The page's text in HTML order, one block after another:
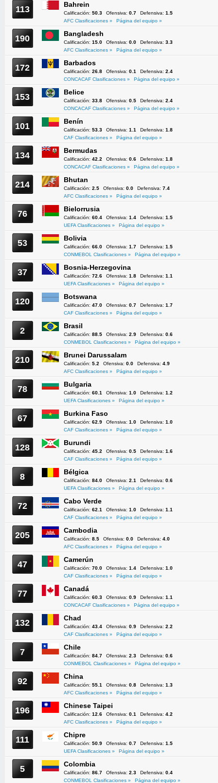
113 Bahrein
Calificación: 50.3 Ofensiva: 0.7 Defensiva: 1.5
AFC Clasificaciones »
Página del equipo »
190 Bangladesh
Calificación: 15.0 Ofensiva: 0.0 Defensiva: 3.3
AFC Clasificaciones »
Página del equipo »
172 Barbados
Calificación: 26.8 Ofensiva: 0.1 Defensiva: 2.4
CONCACAF Clasificaciones »
Página del equipo »
153 Belice
Calificación: 33.8 Ofensiva: 0.5 Defensiva: 2.4
CONCACAF Clasificaciones »
Página del equipo »
101 Benín
Calificación: 53.3 Ofensiva: 1.1 Defensiva: 1.8
CAF Clasificaciones »
Página del equipo »
134 Bermudas
Calificación: 42.2 Ofensiva: 0.6 Defensiva: 1.8
CONCACAF Clasificaciones »
Página del equipo »
214 Bhutan
Calificación: 2.5 Ofensiva: 0.0 Defensiva: 7.4
AFC Clasificaciones »
Página del equipo »
76 Bielorrusia
Calificación: 60.4 Ofensiva: 1.4 Defensiva: 1.5
UEFA Clasificaciones »
Página del equipo »
53 Bolivia
Calificación: 66.0 Ofensiva: 1.7 Defensiva: 1.5
CONMEBOL Clasificaciones »
Página del equipo »
37 Bosnia-Herzegovina
Calificación: 72.6 Ofensiva: 1.8 Defensiva: 1.1
UEFA Clasificaciones »
Página del equipo »
120 Botswana
Calificación: 47.0 Ofensiva: 0.7 Defensiva: 1.7
CAF Clasificaciones »
Página del equipo »
2 Brasil
Calificación: 88.5 Ofensiva: 2.9 Defensiva: 0.6
CONMEBOL Clasificaciones »
Página del equipo »
210 Brunei Darussalam
Calificación: 5.2 Ofensiva: 0.0 Defensiva: 4.9
AFC Clasificaciones »
Página del equipo »
78 Bulgaria
Calificación: 60.1 Ofensiva: 1.0 Defensiva: 1.2
UEFA Clasificaciones »
Página del equipo »
67 Burkina Faso
Calificación: 62.9 Ofensiva: 1.0 Defensiva: 1.0
CAF Clasificaciones »
Página del equipo »
128 Burundi
Calificación: 45.2 Ofensiva: 0.5 Defensiva: 1.6
CAF Clasificaciones »
Página del equipo »
8 Bélgica
Calificación: 84.0 Ofensiva: 2.1 Defensiva: 0.6
UEFA Clasificaciones »
Página del equipo »
72 Cabo Verde
Calificación: 62.1 Ofensiva: 1.0 Defensiva: 1.1
CAF Clasificaciones »
Página del equipo »
205 Cambodia
Calificación: 8.5 Ofensiva: 0.0 Defensiva: 4.0
AFC Clasificaciones »
Página del equipo »
47 Camerún
Calificación: 70.0 Ofensiva: 1.4 Defensiva: 1.0
CAF Clasificaciones »
Página del equipo »
77 Canadá
Calificación: 60.3 Ofensiva: 0.9 Defensiva: 1.1
CONCACAF Clasificaciones »
Página del equipo »
132 Chad
Calificación: 43.4 Ofensiva: 0.9 Defensiva: 2.2
CAF Clasificaciones »
Página del equipo »
7 Chile
Calificación: 84.7 Ofensiva: 2.3 Defensiva: 0.6
CONMEBOL Clasificaciones »
Página del equipo »
92 China
Calificación: 55.1 Ofensiva: 0.8 Defensiva: 1.3
AFC Clasificaciones »
Página del equipo »
196 Chinese Taipei
Calificación: 12.6 Ofensiva: 0.1 Defensiva: 4.2
AFC Clasificaciones »
Página del equipo »
111 Chipre
Calificación: 50.9 Ofensiva: 0.7 Defensiva: 1.5
UEFA Clasificaciones »
Página del equipo »
5 Colombia
Calificación: 86.7 Ofensiva: 2.3 Defensiva: 0.4
CONMEBOL Clasificaciones »
Página del equipo »